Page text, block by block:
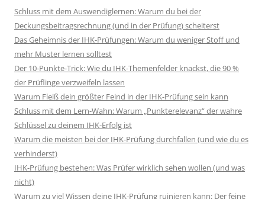
Schluss mit dem Auswendiglernen: Warum du bei der
Deckungsbeitragsrechnung (und in der Prüfung) scheiterst
Das Geheimnis der IHK-Prüfungen: Warum du weniger Stoff und
mehr Muster lernen solltest
Der 10-Punkte-Trick: Wie du IHK-Themenfelder knackst, die 90 %
der Prüflinge verzweifeln lassen
Warum Fleiß dein größter Feind in der IHK-Prüfung sein kann
Schluss mit dem Lern-Wahn: Warum „Punkterelevanz“ der wahre
Schlüssel zu deinem IHK-Erfolg ist
Warum die meisten bei der IHK-Prüfung durchfallen (und wie du es
verhinderst)
IHK-Prüfung bestehen: Was Prüfer wirklich sehen wollen (und was
nicht)
Warum zu viel Wissen deine IHK-Prüfung ruinieren kann: Der feine